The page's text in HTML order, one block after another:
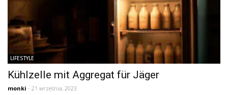
LIFESTYLE
Kühlzelle mit Aggregat für Jäger
monki - 21 września, 2023